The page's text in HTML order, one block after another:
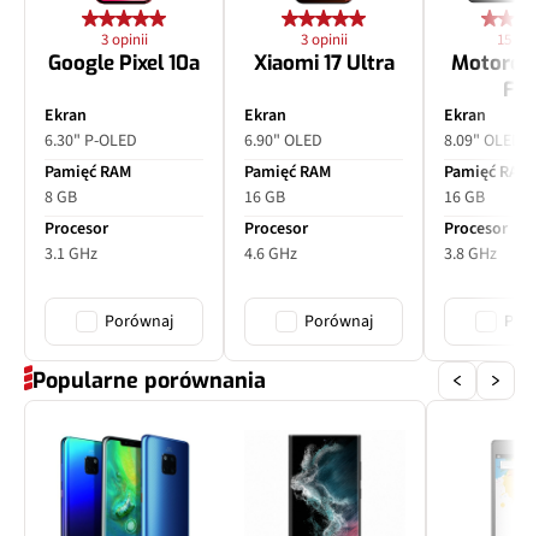
Zoom optyczny
Inne PDAF, OIS
3 opinii
Google Pixel 10a
Ekran
6.30" P-OLED
Pamięć RAM
8 GB
Procesor
3.1 GHz
Porównaj
3 opinii
Xiaomi 17 Ultra
Ekran
6.90" OLED
Pamięć RAM
16 GB
Procesor
4.6 GHz
Porównaj
15
Motorola
Ekran
8.09" OLED
Pamięć RAM
16 GB
Procesor
3.8 GHz
Popularne porównania